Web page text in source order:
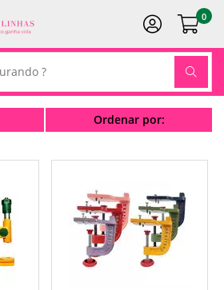
0
Ordenar por: